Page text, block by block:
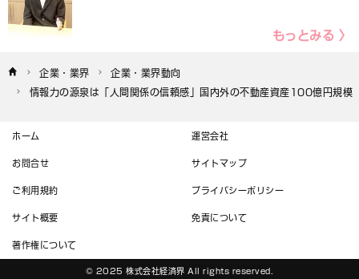
もっとみる 〉
企業・業界
企業・業界動向
情報力の源泉は「人間関係の信頼感」国内外の不動産資産100億円規模
ホーム 運営会社
お問合せ サイトマップ
ご利用規約 プライバシーポリシー
サイト概要 免責について
著作権について
© 2025 株式会社経済界 All rights reserved.